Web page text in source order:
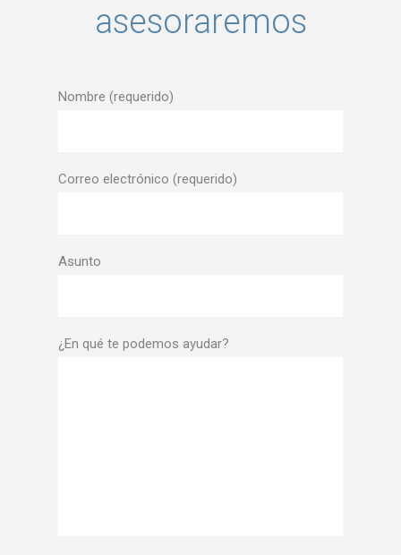
asesoraremos
Nombre (requerido)
Correo electrónico (requerido)
Asunto
¿En qué te podemos ayudar?